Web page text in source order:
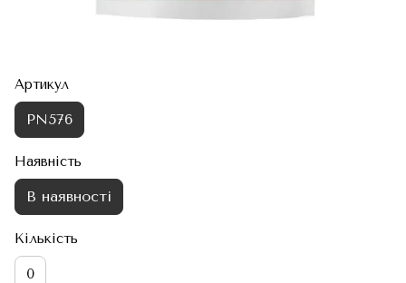
Артикул
PN576
Наявність
В наявності
Кількість
0